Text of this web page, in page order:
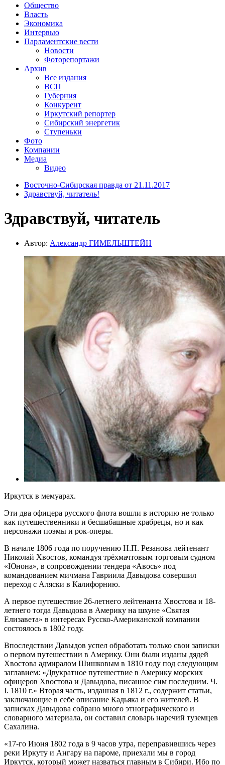
Общество
Власть
Экономика
Интервью
Парламентские вести
Новости
Фоторепортажи
Архив
Все издания
ВСП
Губерния
Конкурент
Иркутский репортер
Сибирский энергетик
Ступеньки
Фото
Компании
Медиа
Видео
Восточно-Сибирская правда от 21.11.2017
Здравствуй, читатель!
Здравствуй, читатель
Автор: Александр ГИМЕЛЬШТЕЙН
Иркутск в мемуарах.
Эти два офицера русского флота вошли в историю не только
как путешественники и бесшабашные храбрецы, но и как
персонажи поэмы и рок-оперы.
В начале 1806 года по поручению Н.П. Резанова лейтенант
Николай Хвостов, командуя трёхмачтовым торговым судном
«Юнона», в сопровождении тендера «Авось» под
командованием мичмана Гавриила Давыдова совершил
переход с Аляски в Калифорнию.
А первое путешествие 26-летнего лейтенанта Хвостова и 18-
летнего тогда Давыдова в Америку на шхуне «Святая
Елизавета» в интересах Русско-Американской компании
состоялось в 1802 году.
Впоследствии Давыдов успел обработать только свои записки
о первом путешествии в Америку. Они были изданы дядей
Хвостова адмиралом Шишковым в 1810 году под следующим
заглавием: «Двукратное путешествие в Америку морских
офицеров Хвостова и Давыдова, писанное сим последним. Ч.
I. 1810 г.» Вторая часть, изданная в 1812 г., содержит статьи,
заключающие в себе описание Кадьяка и его жителей. В
записках Давыдова собрано много этнографического и
словарного материала, он составил словарь наречий туземцев
Сахалина.
«17-го Июня 1802 года в 9 часов утра, переправившись через
реки Иркуту и Ангару на пароме, приехали мы в город
Иркутск, который может назваться главным в Сибири. Ибо по